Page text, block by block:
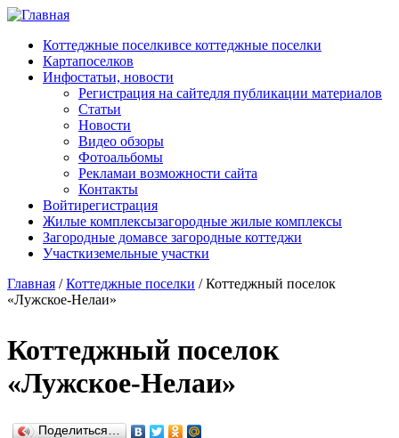
Перейти к основному содержанию
Коттеджные поселкивсе коттеджные поселки
Картапоселков
Инфостатьи, новости
Регистрация на сайтедля публикации материалов
Статьи
Новости
Видео обзоры
Фотоальбомы
Рекламаи возможности сайта
Контакты
Войтирегистрация
Жилые комплексызагородные жилые комплексы
Загородные домавсе загородные коттеджи
Участкиземельные участки
Главная / Коттеджные поселки /Коттеджный поселок
«Лужское-Нелаи»
Коттеджный поселок
«Лужское-Нелаи»
Поделиться…